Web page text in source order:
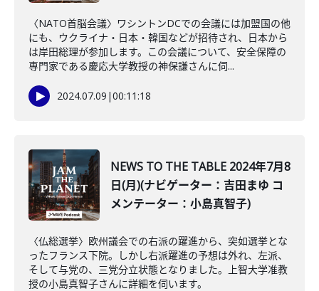
〈NATO首脳会議〉ワシントンDCでの会議には加盟国の他
にも、ウクライナ・日本・韓国などが招待され、日本から
は岸田総理が参加します。この会議について、安全保障の
専門家である慶応大学教授の神保謙さんに伺...
2024.07.09 |00:11:18
NEWS TO THE TABLE 2024年7月8
日(月)(ナビゲーター：吉田まゆ コ
メンテーター：小島真智子)
〈仏総選挙〉欧州議会での右派の躍進から、突如選挙とな
ったフランス下院。しかし右派躍進の予想は外れ、左派、
そして与党の、三党分立状態となりました。上智大学准教
授の小島真智子さんに詳細を伺います。